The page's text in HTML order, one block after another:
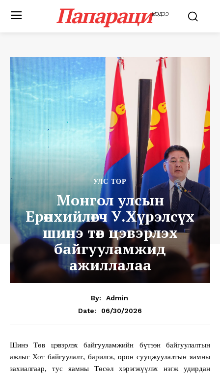
ПапарациМЭДЭЭ
УЛС ТӨР
Монгол улсын
Ерөнхийлөгч У.Хүрэлсүх
шинэ төв цэвэрлэх
байгууламжид
ажиллалаа
By:
Admin
Date:
06/30/2026
Шинэ Төв цэвэрлэх байгууламжийн бүтээн байгуулалтын
ажлыг Хот байгуулалт, барилга, орон сууцжуулалтын яамны
захиалгаар, тус яамны Төсөл хэрэгжүүлэх нэгж удирдан